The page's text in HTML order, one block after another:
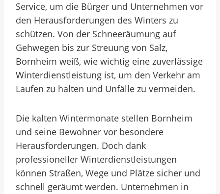
Service, um die Bürger und Unternehmen vor
den Herausforderungen des Winters zu
schützen. Von der Schneeräumung auf
Gehwegen bis zur Streuung von Salz,
Bornheim weiß, wie wichtig eine zuverlässige
Winterdienstleistung ist, um den Verkehr am
Laufen zu halten und Unfälle zu vermeiden.
Die kalten Wintermonate stellen Bornheim
und seine Bewohner vor besondere
Herausforderungen. Doch dank
professioneller Winterdienstleistungen
können Straßen, Wege und Plätze sicher und
schnell geräumt werden. Unternehmen in